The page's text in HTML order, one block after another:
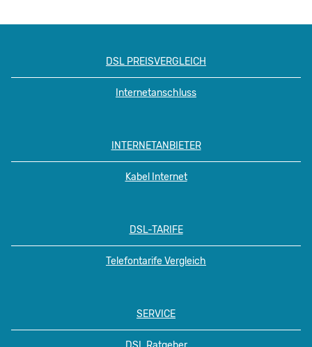
DSL PREISVERGLEICH
Internetanschluss
INTERNETANBIETER
Kabel Internet
DSL-TARIFE
Telefontarife Vergleich
SERVICE